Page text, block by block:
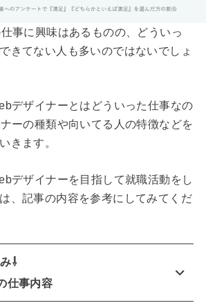
事に興味はあるものの、どういっ
きてない人も多いのではないでしょ
デザイナーとはどういった仕事なの
ーの種類や向いてる人の特徴などを
きます。
デザイナーを目指して就職活動をし
、記事の内容を参考にしてみてくだ
⇩
仕事内容